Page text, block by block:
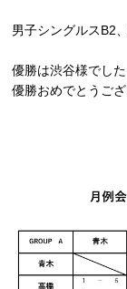
男子シングルスB2
優勝は渋谷様でした
優勝おめでとうござ